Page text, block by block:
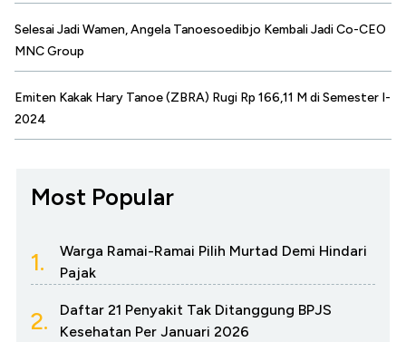
Selesai Jadi Wamen, Angela Tanoesoedibjo Kembali Jadi Co-CEO
MNC Group
Emiten Kakak Hary Tanoe (ZBRA) Rugi Rp 166,11 M di Semester I-
2024
Most Popular
1.
Warga Ramai-Ramai Pilih Murtad Demi Hindari
Pajak
2.
Daftar 21 Penyakit Tak Ditanggung BPJS
Kesehatan Per Januari 2026